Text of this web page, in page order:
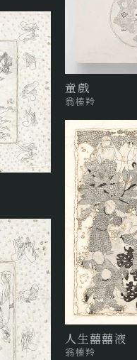
童戲
翁榛羚
人生囍囍液
翁榛羚